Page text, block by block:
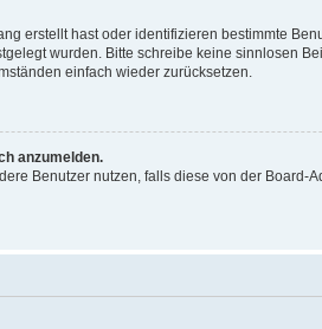
erstellt hast oder identifizieren bestimmte
wurden. Bitte schreibe keine sinnlosen
einfach wieder zurücksetzen.
anzumelden.
Benutzer nutzen, falls diese von der